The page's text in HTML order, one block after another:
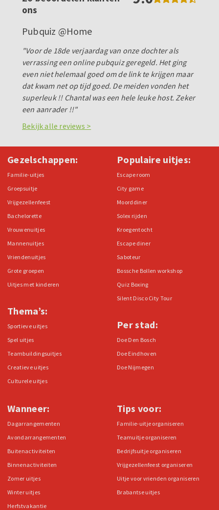
ons
Pubquiz @Home
"Voor de 18de verjaardag van onze dochter als
verrassing een online pubquiz geregeld. Het ging
even niet helemaal goed om de link te krijgen maar
dat kwam net op tijd goed. De meiden vonden het
superleuk !! Chantal was een hele leuke host. Zeker
een aanrader !!"
Bekijk alle reviews >
Gezelschappen:
Familie-uitjes
Groepsuitje
Vrijgezellenfeest
Bachelorette
Vrouwenuitjes
Mannenuitjes
Vriendenuitjes
Grote groepen
Uitjes met kinderen
Thema’s:
Sportieve uitjes
Spel uitjes
Teambuildingsuitjes
Creatieve uitjes
Culturele uitjes
Populaire uitjes:
Escape room
City game
Moorddiner
Solex rijden
Kroegentocht
Escape diner
Saboteur
Bossche Bollen workshop
Quiz Boxing
Silent Disco City Tour
Per stad:
Doe Den Bosch
Doe Eindhoven
Doe Nijmegen
Wanneer:
Dagarrangementen
Avondarrangementen
Buitenactiviteiten
Binnenactiviteiten
Zomer uitjes
Winter uitjes
Herfstvakantie
Tips voor:
Familie-uitje organiseren
Teamuitje organiseren
Bedrijfsuitje organiseren
Vrijgezellenfeest organiseren
Uitje voor vrienden organiseren
Brabantse uitjes